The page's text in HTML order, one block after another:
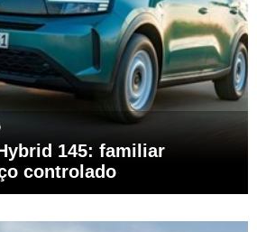
145: familiar
controlado